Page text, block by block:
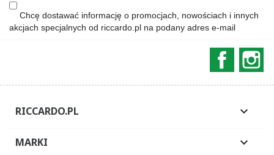
Chcę dostawać informację o promocjach, nowościach i innych
akcjach specjalnych od riccardo.pl na podany adres e-mail
RICCARDO.PL 
MARKI 